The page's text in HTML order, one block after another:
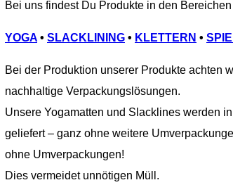
Bei uns findest Du Produkte in den Bereichen
YOGA • SLACKLINING • KLETTERN •
Bei der Produktion unserer Produkte achten
nachhaltige Verpackungslösungen.
Unsere Yogamatten und Slacklines werden
geliefert – ganz ohne weitere
ohne Umverpackungen!
Dies vermeidet unnötigen Müll.